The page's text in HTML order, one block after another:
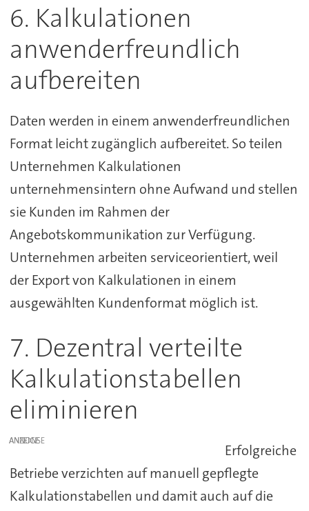
6. Kalkulationen
anwenderfreundlich
aufbereiten
Daten werden in einem anwenderfreundlichen
Format leicht zugänglich aufbereitet. So teilen
Unternehmen Kalkulationen
unternehmensintern ohne Aufwand und stellen
sie Kunden im Rahmen der
Angebotskommunikation zur Verfügung.
Unternehmen arbeiten serviceorientiert, weil
der Export von Kalkulationen in einem
ausgewählten Kundenformat möglich ist.
7. Dezentral verteilte
Kalkulationstabellen
eliminieren
ANZEIGE
Erfolgreiche
Betriebe verzichten auf manuell gepflegte
Kalkulationstabellen und damit auch auf die